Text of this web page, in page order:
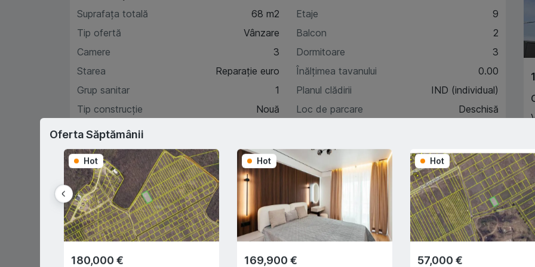
Suprafața totală
68 m2
Tip ofertă
Vânzare
Camere
3
Starea
Reparație euro
Grup sanitar
1
Tip construcție
Nouă
Etaj
Etaje
9
Balcon
2
Dormitoare
3
Înălțimea tavanului
0.00
Planul clădirii
IND (individual)
Loc de parcare
Deschisă
Caracteristici
Descriere
Oferta Săptămânii
Hot
180,000 €
Hot
169,900 €
Hot
57,000 €